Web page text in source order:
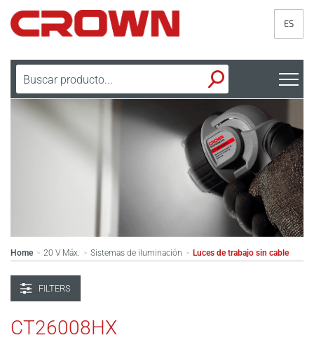
ES
Home > 20 V Máx. > Sistemas de iluminación > Luces de trabajo sin cable
FILTERS
CT26008HX